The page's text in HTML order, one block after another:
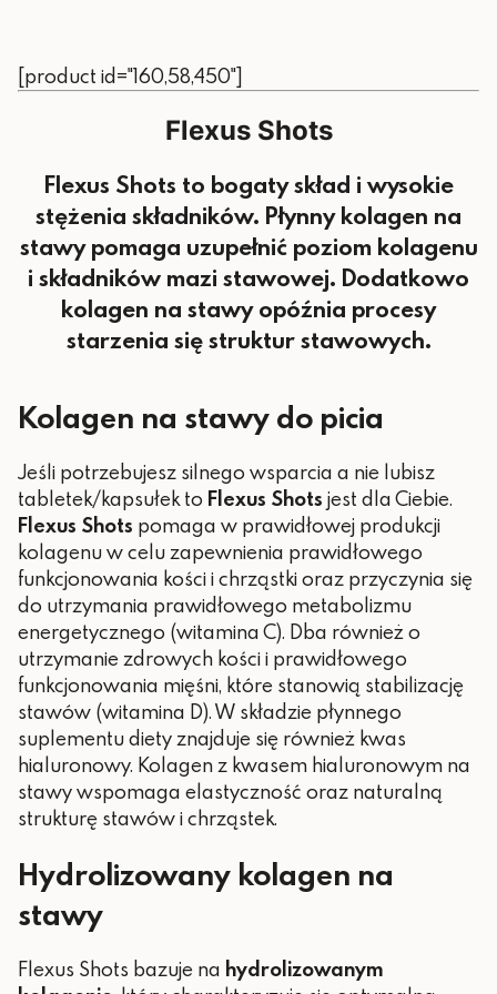
[product id="160,58,450"]
Flexus Shots
Flexus Shots to bogaty skład i wysokie
stężenia składników. Płynny kolagen na
stawy pomaga uzupełnić poziom kolagenu
i składników mazi stawowej. Dodatkowo
kolagen na stawy opóźnia procesy
starzenia się struktur stawowych.
Kolagen na stawy do picia
Jeśli potrzebujesz silnego wsparcia a nie lubisz
tabletek/kapsułek to Flexus Shots jest dla Ciebie.
Flexus Shots pomaga w prawidłowej produkcji
kolagenu w celu zapewnienia prawidłowego
funkcjonowania kości i chrząstki oraz przyczynia się
do utrzymania prawidłowego metabolizmu
energetycznego (witamina C). Dba również o
utrzymanie zdrowych kości i prawidłowego
funkcjonowania mięśni, które stanowią stabilizację
stawów (witamina D). W składzie płynnego
suplementu diety znajduje się również kwas
hialuronowy. Kolagen z kwasem hialuronowym na
stawy wspomaga elastyczność oraz naturalną
strukturę stawów i chrząstek.
Hydrolizowany kolagen na
stawy
Flexus Shots bazuje na hydrolizowanym